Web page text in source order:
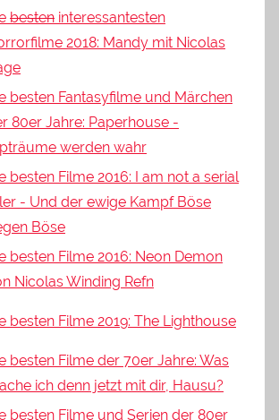
besten interessantesten
2018: Mandy mit Nicolas
besten Fantasyfilme und Märchen
80er Jahre: Paperhouse -
werden wahr
besten Filme 2016: I am not a serial
- Und der ewige Kampf Böse
Böse
besten Filme 2016: Neon Demon
Nicolas Winding Refn
besten Filme 2019: The Lighthouse
besten Filme der 70er Jahre: Was
ich denn jetzt mit dir, Hausu?
besten Filme und Serien der 80er